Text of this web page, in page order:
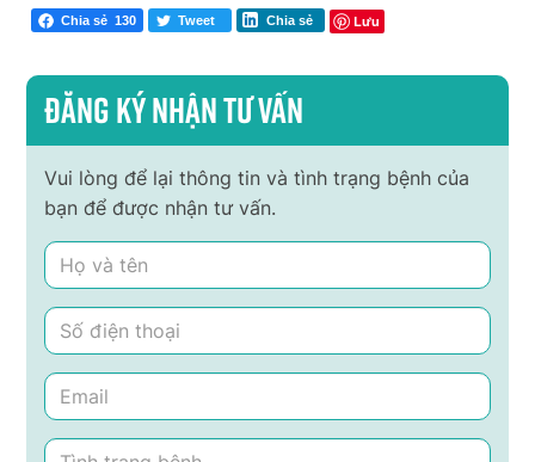
Chia sẻ 130 Tweet Chia sẻ Lưu
Đăng ký nhận tư vấn
Vui lòng để lại thông tin và tình trạng bệnh của
bạn để được nhận tư vấn.